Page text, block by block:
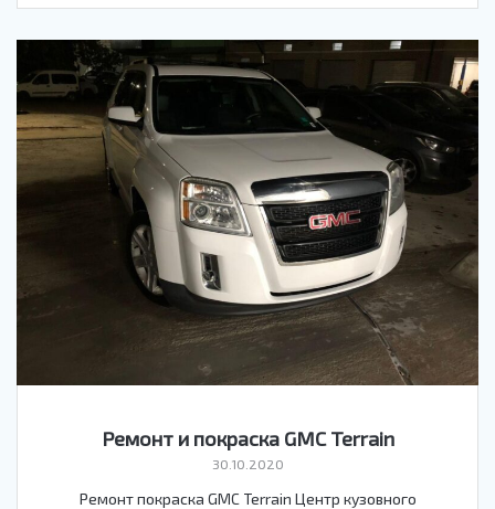
Ремонт и покраска GMC Terrain
30.10.2020
Ремонт покраска GMC Terrain Центр кузовного